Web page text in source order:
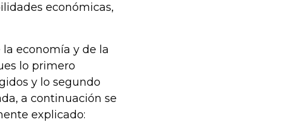
económicas,
economía y de la
lo primero
y lo segundo
a continuación se
explicado: